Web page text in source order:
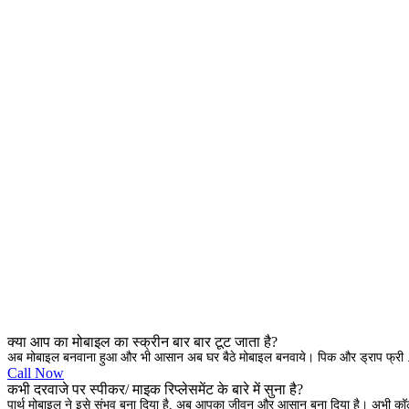
क्या आप का मोबाइल का स्क्रीन बार बार टूट जाता है?
अब मोबाइल बनवाना हुआ और भी आसान अब घर बैठे मोबाइल बनवाये। पिक और ड्राप फ्री
Call Now
कभी दरवाजे पर स्पीकर/ माइक रिप्लेसमेंट के बारे में सुना है?
पार्थ मोबाइल ने इसे संभव बना दिया है, अब आपका जीवन और आसान बना दिया है। अभी